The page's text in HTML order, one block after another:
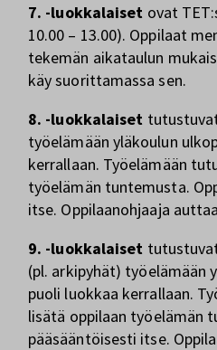
7. -luokkalaiset ovat
10.00 – 13.00). Oppilaat
tekemän aikataulun
käy suorittamassa sen.
8. -luokkalaiset
työelämään yläkoulun
kerrallaan. Työelämään
työelämän tuntemusta.
itse. Oppilaanohjaaja
9. -luokkalaiset
(pl. arkipyhät) työelämään
puoli luokkaa kerrallaan.
lisätä oppilaan työelämän
pääsääntöisesti itse.